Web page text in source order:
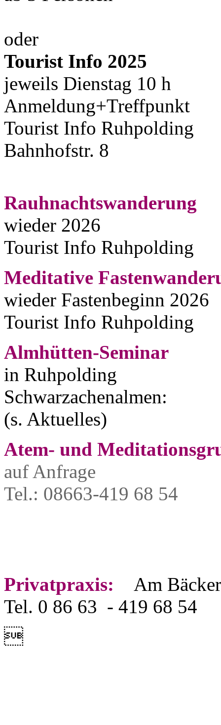
oder
Tourist Info 2025
jeweils Dienstag 10 h
Anmeldung+Treffpunkt
Tourist Info Ruhpolding
Bahnhofstr. 8
Rauhnachtswanderung
wieder 2026
Tourist Info Ruhpolding
Meditative
wieder Fastenbeginn 2026
Tourist Info Ruhpolding
Almhütten-Seminar
in Ruhpolding
Schwarzachenalmen:
(s. Aktuelles)
Atem- und
auf Anfrage
Tel.: 08663-419 68 54
Privatpraxis:
Am
Tel. 0 86 63 - 419 68 54
